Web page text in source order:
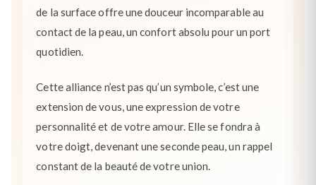
de la surface offre une douceur incomparable au
contact de la peau, un confort absolu pour un port
quotidien.
Cette alliance n’est pas qu’un symbole, c’est une
extension de vous, une expression de votre
personnalité et de votre amour. Elle se fondra à
votre doigt, devenant une seconde peau, un rappel
constant de la beauté de votre union.